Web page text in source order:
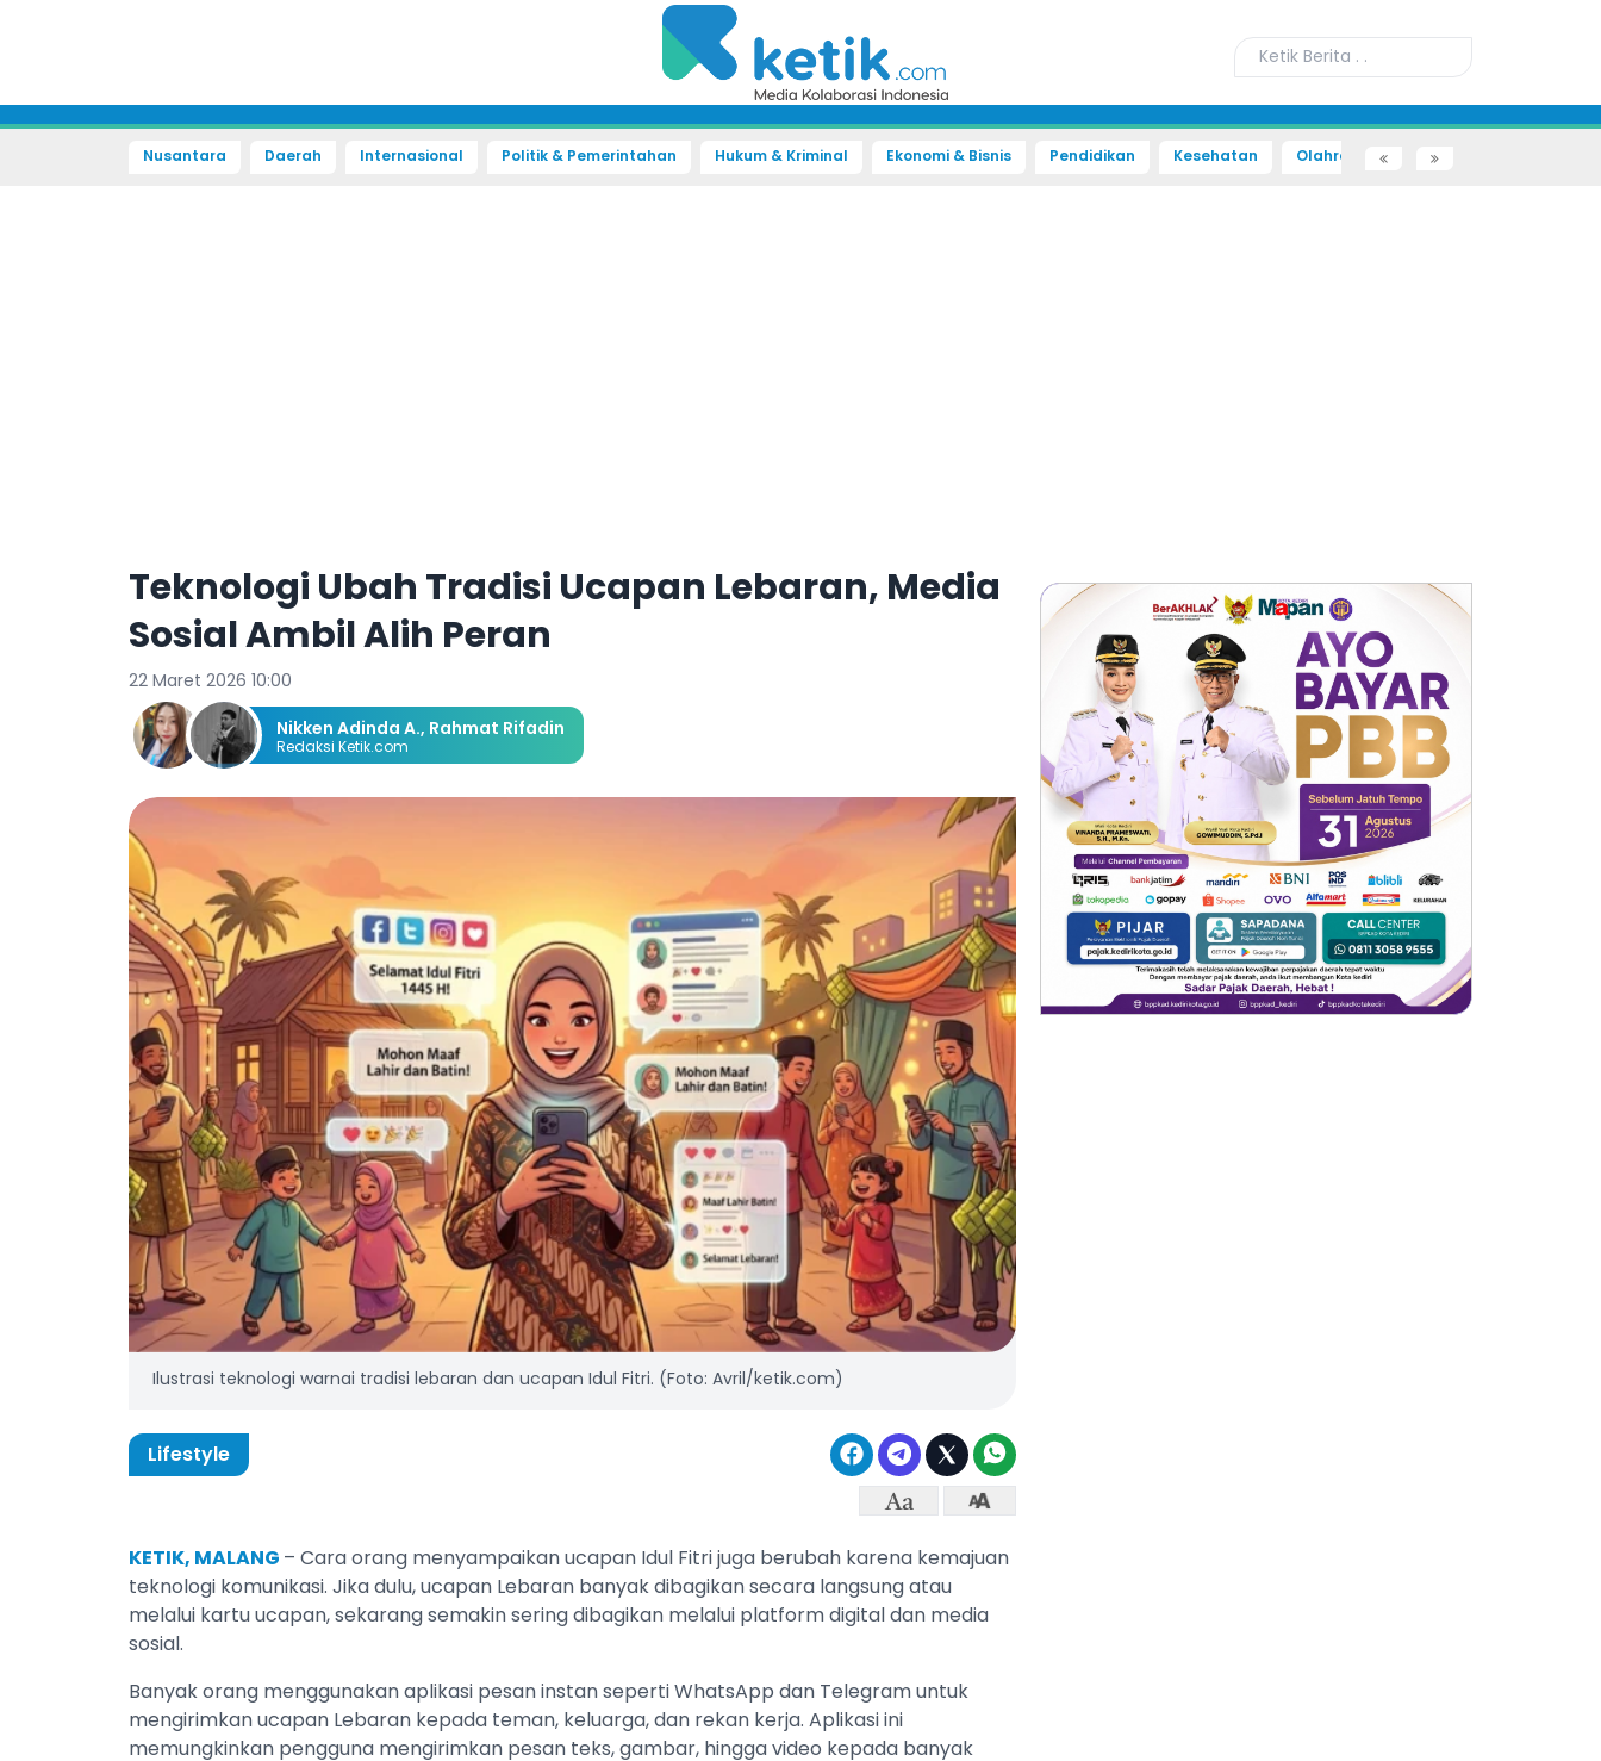
Nusantara Daerah Internasional Politik & Pemerintahan Hukum & Kriminal Ekonomi & Bisnis Pendidikan Kesehatan Olahraga Sains dan Teknologi
Teknologi Ubah Tradisi Ucapan Lebaran, Media
Sosial Ambil Alih Peran
22 Maret 2026 10:00
Nikken Adinda A., Rahmat Rifadin
Redaksi Ketik.com
Ilustrasi teknologi warnai tradisi lebaran dan ucapan Idul Fitri. (Foto: Avril/ketik.com)
Lifestyle
KETIK, MALANG – Cara orang menyampaikan ucapan Idul Fitri juga berubah karena kemajuan
teknologi komunikasi. Jika dulu, ucapan Lebaran banyak dibagikan secara langsung atau
melalui kartu ucapan, sekarang semakin sering dibagikan melalui platform digital dan media
sosial.
Banyak orang menggunakan aplikasi pesan instan seperti WhatsApp dan Telegram untuk
mengirimkan ucapan Lebaran kepada teman, keluarga, dan rekan kerja. Aplikasi ini
memungkinkan pengguna mengirimkan pesan teks, gambar, hingga video kepada banyak